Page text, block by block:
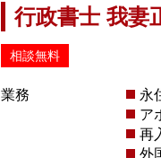
行政書士 我妻
相談無料
業務 永
ア
再
外